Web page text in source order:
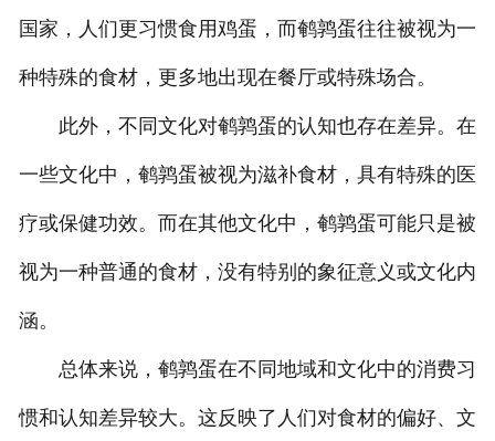
国家，人们更习惯食用鸡蛋，而鹌鹑蛋往往被视为一
种特殊的食材，更多地出现在餐厅或特殊场合。
此外，不同文化对鹌鹑蛋的认知也存在差异。在
一些文化中，鹌鹑蛋被视为滋补食材，具有特殊的医
疗或保健功效。而在其他文化中，鹌鹑蛋可能只是被
视为一种普通的食材，没有特别的象征意义或文化内
涵。
总体来说，鹌鹑蛋在不同地域和文化中的消费习
惯和认知差异较大。这反映了人们对食材的偏好、文